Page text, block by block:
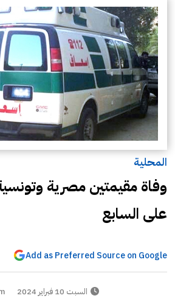
المحلية
وفاة مقيمتين مصرية
على السابع
Add as Preferred Source on Google
السبت 10 فبراير 2024